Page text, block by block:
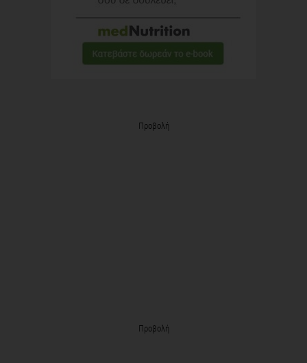
Προβολή
Προβολή